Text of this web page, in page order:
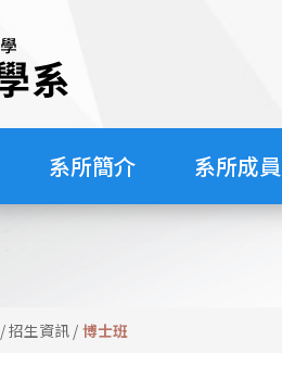
系所簡介 系所成員
/招生資訊 / 博士班